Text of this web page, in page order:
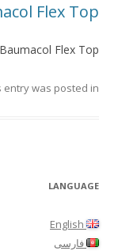
Flex Top
Flex Top
entry was posted in
LANGUAGE
فارسی